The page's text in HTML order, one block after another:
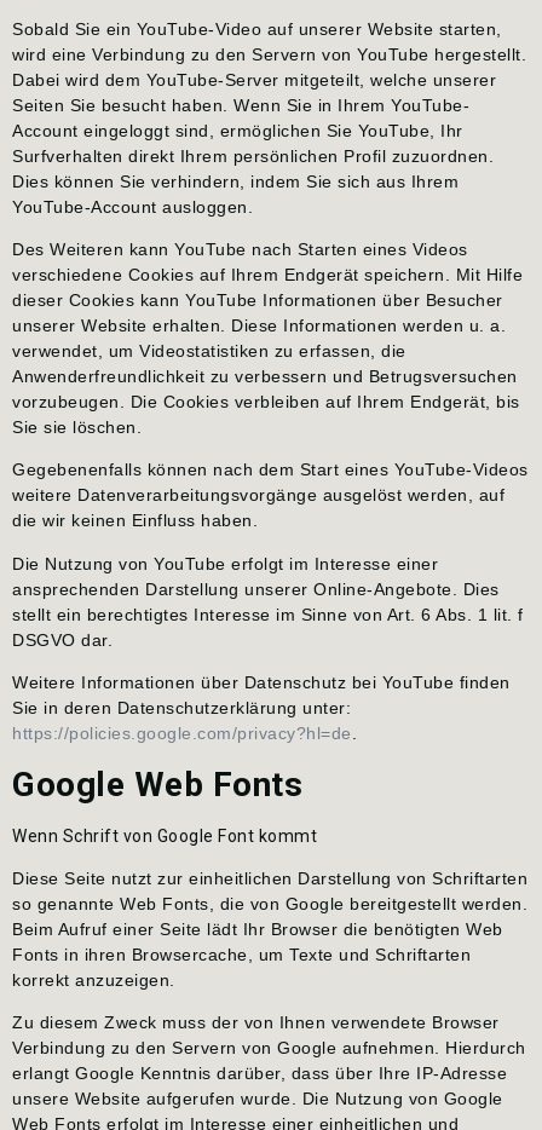
Sobald Sie ein YouTube-Video auf unserer Website starten,
wird eine Verbindung zu den Servern von YouTube hergestellt.
Dabei wird dem YouTube-Server mitgeteilt, welche unserer
Seiten Sie besucht haben. Wenn Sie in Ihrem YouTube-
Account eingeloggt sind, ermöglichen Sie YouTube, Ihr
Surfverhalten direkt Ihrem persönlichen Profil zuzuordnen.
Dies können Sie verhindern, indem Sie sich aus Ihrem
YouTube-Account ausloggen.
Des Weiteren kann YouTube nach Starten eines Videos
verschiedene Cookies auf Ihrem Endgerät speichern. Mit Hilfe
dieser Cookies kann YouTube Informationen über Besucher
unserer Website erhalten. Diese Informationen werden u. a.
verwendet, um Videostatistiken zu erfassen, die
Anwenderfreundlichkeit zu verbessern und Betrugsversuchen
vorzubeugen. Die Cookies verbleiben auf Ihrem Endgerät, bis
Sie sie löschen.
Gegebenenfalls können nach dem Start eines YouTube-Videos
weitere Datenverarbeitungsvorgänge ausgelöst werden, auf
die wir keinen Einfluss haben.
Die Nutzung von YouTube erfolgt im Interesse einer
ansprechenden Darstellung unserer Online-Angebote. Dies
stellt ein berechtigtes Interesse im Sinne von Art. 6 Abs. 1 lit. f
DSGVO dar.
Weitere Informationen über Datenschutz bei YouTube finden
Sie in deren Datenschutzerklärung unter:
https://policies.google.com/privacy?hl=de.
Google Web Fonts
Wenn Schrift von Google Font kommt
Diese Seite nutzt zur einheitlichen Darstellung von Schriftarten
so genannte Web Fonts, die von Google bereitgestellt werden.
Beim Aufruf einer Seite lädt Ihr Browser die benötigten Web
Fonts in ihren Browsercache, um Texte und Schriftarten
korrekt anzuzeigen.
Zu diesem Zweck muss der von Ihnen verwendete Browser
Verbindung zu den Servern von Google aufnehmen. Hierdurch
erlangt Google Kenntnis darüber, dass über Ihre IP-Adresse
unsere Website aufgerufen wurde. Die Nutzung von Google
Web Fonts erfolgt im Interesse einer einheitlichen und